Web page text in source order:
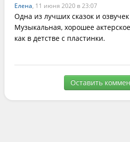
Елена, 11 июня 2020 в 23:07
Одна из лучших сказок и
Музыкальная, хорошее
как в детстве с пластинки.
Оставить